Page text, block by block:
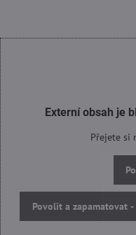
Externí obsah je
Přejete si
Povolit a zapamatovat